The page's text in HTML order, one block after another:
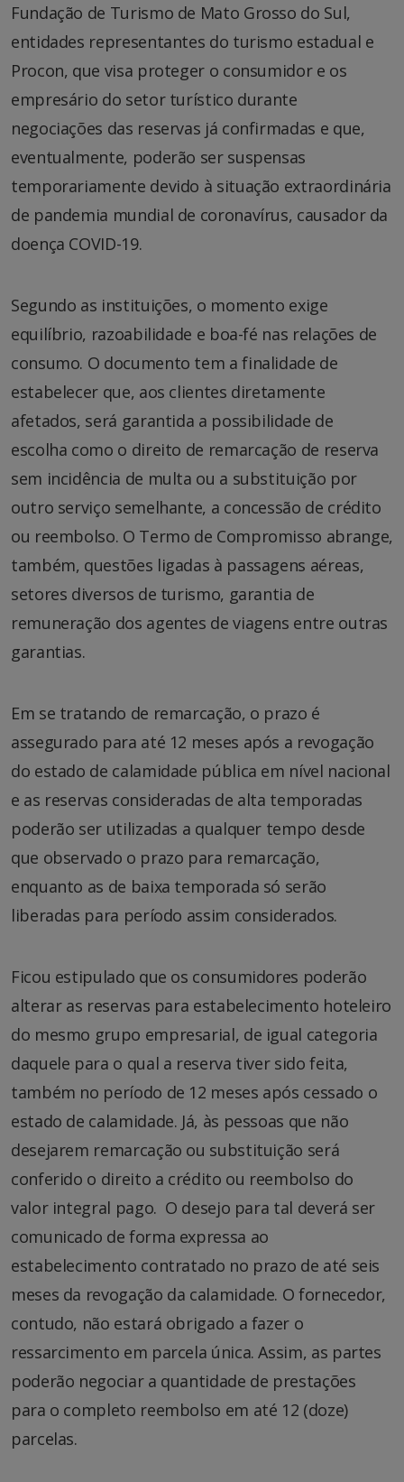
Fundação de Turismo de Mato Grosso do Sul,
entidades representantes do turismo estadual e
Procon, que visa proteger o consumidor e os
empresário do setor turístico durante
negociações das reservas já confirmadas e que,
eventualmente, poderão ser suspensas
temporariamente devido à situação extraordinária
de pandemia mundial de coronavírus, causador da
doença COVID-19.
Segundo as instituições, o momento exige
equilíbrio, razoabilidade e boa-fé nas relações de
consumo. O documento tem a finalidade de
estabelecer que, aos clientes diretamente
afetados, será garantida a possibilidade de
escolha como o direito de remarcação de reserva
sem incidência de multa ou a substituição por
outro serviço semelhante, a concessão de crédito
ou reembolso. O Termo de Compromisso abrange,
também, questões ligadas à passagens aéreas,
setores diversos de turismo, garantia de
remuneração dos agentes de viagens entre outras
garantias.
Em se tratando de remarcação, o prazo é
assegurado para até 12 meses após a revogação
do estado de calamidade pública em nível nacional
e as reservas consideradas de alta temporadas
poderão ser utilizadas a qualquer tempo desde
que observado o prazo para remarcação,
enquanto as de baixa temporada só serão
liberadas para período assim considerados.
Ficou estipulado que os consumidores poderão
alterar as reservas para estabelecimento hoteleiro
do mesmo grupo empresarial, de igual categoria
daquele para o qual a reserva tiver sido feita,
também no período de 12 meses após cessado o
estado de calamidade. Já, às pessoas que não
desejarem remarcação ou substituição será
conferido o direito a crédito ou reembolso do
valor integral pago. O desejo para tal deverá ser
comunicado de forma expressa ao
estabelecimento contratado no prazo de até seis
meses da revogação da calamidade. O fornecedor,
contudo, não estará obrigado a fazer o
ressarcimento em parcela única. Assim, as partes
poderão negociar a quantidade de prestações
para o completo reembolso em até 12 (doze)
parcelas.